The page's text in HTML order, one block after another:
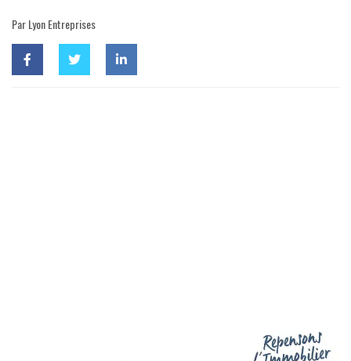
Par Lyon Entreprises